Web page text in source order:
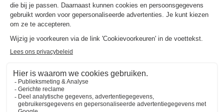
Landal Resort Maria Alm
Salzburg,Maria Alm
APPARTEMENT 4
personen
Van 3 tot 6 nov, 3
nachten, Vanaf
prijs: